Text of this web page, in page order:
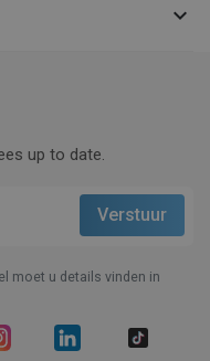

up to date.
moet u details vinden in